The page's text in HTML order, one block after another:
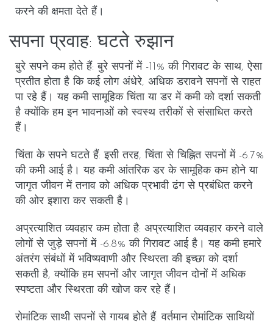
करने की क्षमता देते हैं।
सपना प्रवाह: घटते रुझान
बुरे सपने कम होते हैं: बुरे सपनों में -11% की गिरावट के साथ, ऐसा
प्रतीत होता है कि कई लोग अंधेरे, अधिक डरावने सपनों से राहत
पा रहे हैं। यह कमी सामूहिक चिंता या डर में कमी को दर्शा सकती
है क्योंकि हम इन भावनाओं को स्वस्थ तरीकों से संसाधित करते
हैं।
चिंता के सपने घटते हैं: इसी तरह, चिंता से चिह्नित सपनों में -6.7%
की कमी आई है। यह कमी आंतरिक डर के सामूहिक कम होने या
जागृत जीवन में तनाव को अधिक प्रभावी ढंग से प्रबंधित करने
की ओर इशारा कर सकती है।
अप्रत्याशित व्यवहार कम होता है: अप्रत्याशित व्यवहार करने वाले
लोगों से जुड़े सपनों में -6.8% की गिरावट आई है। यह कमी हमारे
अंतरंग संबंधों में भविष्यवाणी और स्थिरता की इच्छा को दर्शा
सकती है, क्योंकि हम सपनों और जागृत जीवन दोनों में अधिक
स्पष्टता और स्थिरता की खोज कर रहे हैं।
रोमांटिक साथी सपनों से गायब होते हैं: वर्तमान रोमांटिक साथियों